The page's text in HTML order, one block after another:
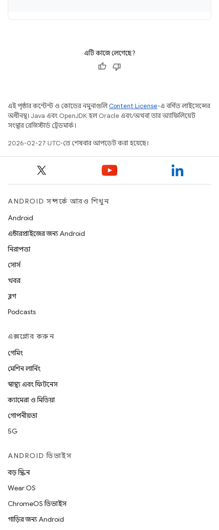
এটি কাজে লেগেছে?
এই পৃষ্ঠার কন্টেন্ট ও কোডের নমুনাগুলিContent License-এ বর্ণিত লাইসেন্সের
অধীনস্থ। Java এবং OpenJDK হল Oracle এবং/অথবা তার অ্যাফিলিয়েট
সংস্থার রেজিস্টার্ড ট্রেডমার্ক।
2026-02-27 UTC-তে শেষবার আপডেট করা হয়েছে।
ANDROID সম্পর্কে আরও শিখুন
Android
এন্টারপ্রাইজের জন্য Android
নিরাপত্তা
সোর্স
খবর
ব্লগ
Podcasts
এক্সপ্লোর করুন
গেমিং
মেশিন লার্নিং
স্বাস্থ্য এবং ফিটনেস
ক্যামেরা ও মিডিয়া
গোপনীয়তা
5G
ANDROID ডিভাইস
বড় স্ক্রিন
Wear OS
ChromeOS ডিভাইস
গাড়ির জন্য Android